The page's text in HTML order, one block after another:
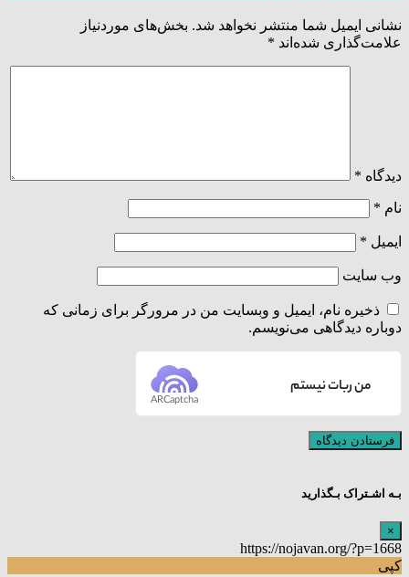
نشانی ایمیل شما منتشر نخواهد شد. بخش‌های موردنیاز
علامت‌گذاری شده‌اند *
دیدگاه *
نام *
ایمیل *
وب‌ سایت
ذخیره نام، ایمیل و وبسایت من در مرورگر برای زمانی که
دوباره دیدگاهی می‌نویسم.
من ربات نیستم
ARCaptcha
بـه اشـتراک بـگذارید
×
https://nojavan.org/?p=1668
کپی